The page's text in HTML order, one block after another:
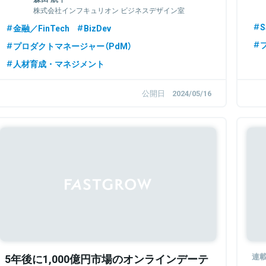
トーリー株式会社インフキュリオン ビジネスデザイン室
金融／FinTech
BizDev
プロダクトマネージャー（PdM）
人材育成・マネジメント
公開日 2024/05/16
5年後に1,000億円市場のオンラインデーテ 連